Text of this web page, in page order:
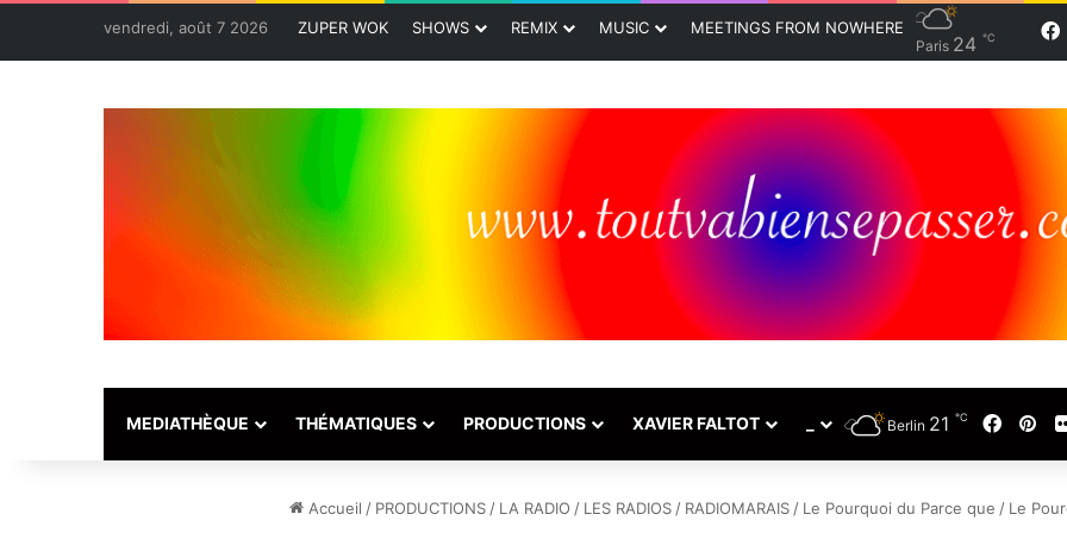
vendredi, août 7 2026 ZUPER WOK SHOWS REMIX MUSIC MEETINGS FROM NOWHERE
Paris 24 ℃
MEDIATHÈQUE THÉMATIQUES PRODUCTIONS XAVIER FALTOT Berlin 21 ℃
Accueil / PRODUCTIONS/ LA RADIO / LES RADIOS/ RADIOMARAIS/ Le Pourquoi du Parce que / Le